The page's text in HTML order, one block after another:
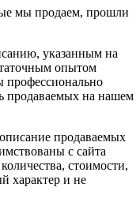
мы продаем, прошли
указанным на
опытом
профессионально
продаваемых на нашем
продаваемых
с сайта
стоимости,
характер и не